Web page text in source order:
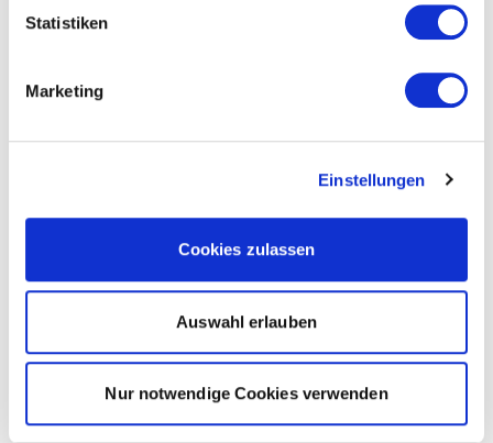
Statistiken
Marketing
Einstellungen
Cookies zulassen
Auswahl erlauben
Nur notwendige Cookies verwenden